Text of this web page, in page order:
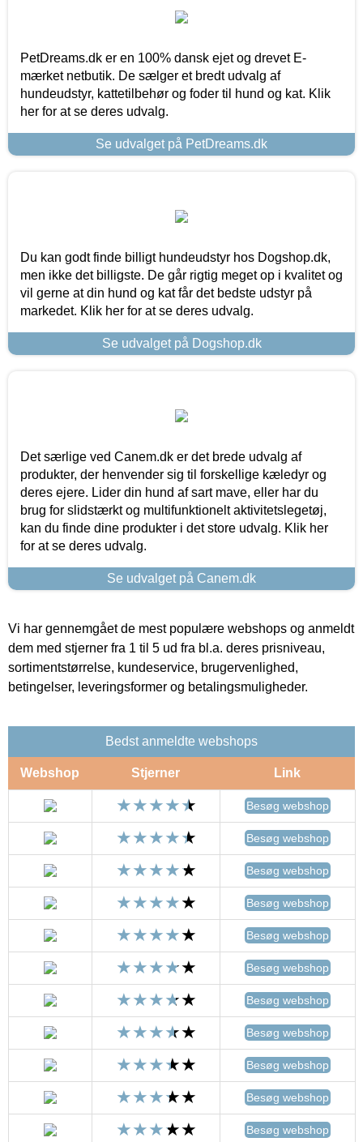
PetDreams.dk er en 100% dansk ejet og drevet E-
mærket netbutik. De sælger et bredt udvalg af
hundeudstyr, kattetilbehør og foder til hund og kat. Klik
her for at se deres udvalg.
Se udvalget på PetDreams.dk
Du kan godt finde billigt hundeudstyr hos Dogshop.dk,
men ikke det billigste. De går rigtig meget op i kvalitet og
vil gerne at din hund og kat får det bedste udstyr på
markedet. Klik her for at se deres udvalg.
Se udvalget på Dogshop.dk
Det særlige ved Canem.dk er det brede udvalg af
produkter, der henvender sig til forskellige kæledyr og
deres ejere. Lider din hund af sart mave, eller har du
brug for slidstærkt og multifunktionelt aktivitetslegetøj,
kan du finde dine produkter i det store udvalg. Klik her
for at se deres udvalg.
Se udvalget på Canem.dk
Vi har gennemgået de mest populære webshops og anmeldt
dem med stjerner fra 1 til 5 ud fra bl.a. deres prisniveau,
sortimentstørrelse, kundeservice, brugervenlighed,
betingelser, leveringsformer og betalingsmuligheder.
Bedst anmeldte webshops
Webshop Stjerner Link
Besøg webshop
Besøg webshop
Besøg webshop
Besøg webshop
Besøg webshop
Besøg webshop
Besøg webshop
Besøg webshop
Besøg webshop
Besøg webshop
Besøg webshop